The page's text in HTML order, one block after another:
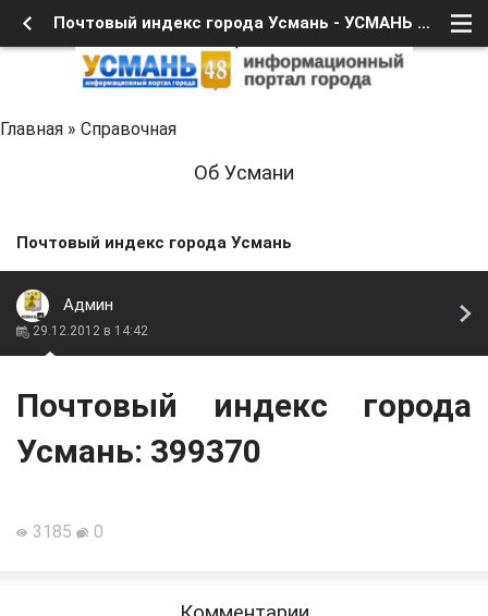
Почтовый индекс города Усмань - УСМАНЬ 48
Главная » Справочная
Об Усмани
Почтовый индекс города Усмань
Админ
29.12.2012 в 14:42
Почтовый индекс города
Усмань: 399370
3185 0